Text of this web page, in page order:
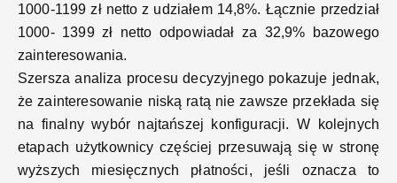
1000-1199 zł netto z udziałem 14,8%. Łącznie przedział
1000- 1399 zł netto odpowiadał za 32,9% bazowego
zainteresowania.
Szersza analiza procesu decyzyjnego pokazuje jednak,
że zainteresowanie niską ratą nie zawsze przekłada się
na finalny wybór najtańszej konfiguracji. W kolejnych
etapach użytkownicy częściej przesuwają się w stronę
wyższych miesięcznych płatności, jeśli oznacza to